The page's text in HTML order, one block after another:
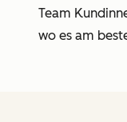
Team
wo es am